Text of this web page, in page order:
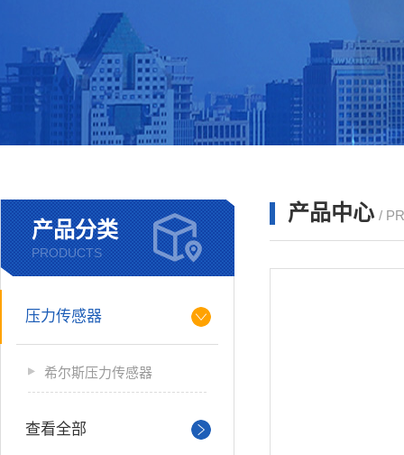
产品分类
PRODUCTS
压力传感器
希尔斯压力传感器
查看全部
产品中心 /